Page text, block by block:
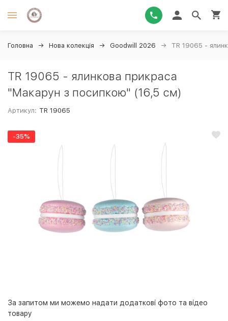
Головна Нова колекція Goodwill 2026 TR 19065 -
TR 19065 - ялинкова прикраса
"Макарун з посипкою" (16,5 см)
Артикул: TR 19065
-35%
За запитом ми можемо надати додаткові фото та відео
товару